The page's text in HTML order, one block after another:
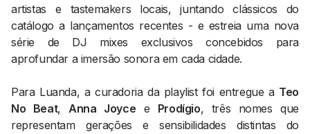
Pesquisar
artistas e tastemakers locais, juntando clássicos do
catálogo a lançamentos recentes - e estreia uma nova
série de DJ mixes exclusivos concebidos para
aprofundar a imersão sonora em cada cidade.
Para Luanda, a curadoria da playlist foi entregue a Teo
No Beat,Anna Joyce e Prodígio, três nomes que
representam gerações e sensibilidades distintas do